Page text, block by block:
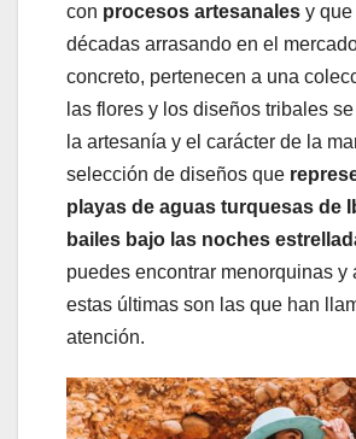
con procesos artesanales y
décadas arrasando en el
concreto, pertenecen a una
las flores y los diseños tribales
la artesanía y el carácter de la
selección de diseños que
playas de aguas turquesas de
bailes bajo las noches
puedes encontrar menorquinas y
estas últimas son las que han
atención.